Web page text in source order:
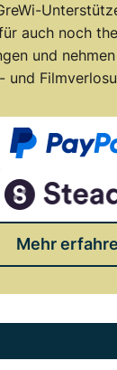
auch noch
und
und
Mehr